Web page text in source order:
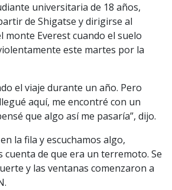
universitaria de 18 años,
de Shigatse y dirigirse al
monte Everest cuando el suelo
este martes por la
el viaje durante un año. Pero
aquí, me encontré con un
que algo así me pasaría”, dijo.
la fila y escuchamos algo,
cuenta de que era un terremoto. Se
y las ventanas comenzaron a